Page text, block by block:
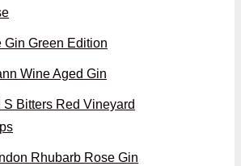
Gin Green Edition
Wine Aged Gin
S Bitters Red Vineyard
Rhubarb Rose Gin